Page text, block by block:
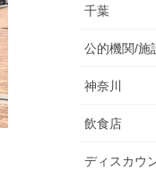
千葉
公的機関/施
神奈川
飲食店
ディスカウ